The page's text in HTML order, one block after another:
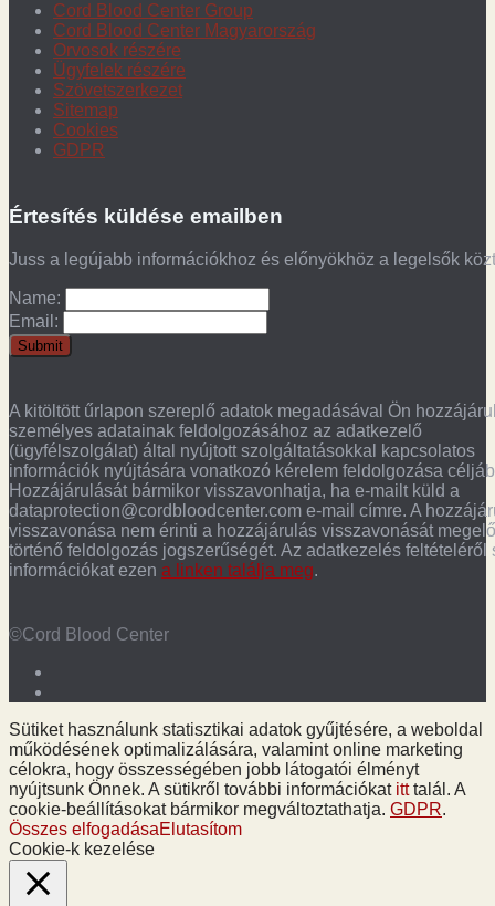
Cord Blood Center Group
Cord Blood Center Magyarország
Orvosok részére
Ügyfelek részére
Szövetszerkezet
Sitemap
Cookies
GDPR
Értesítés küldése emailben
Juss a legújabb információkhoz és előnyökhöz a legelsők közt
Name:
Email:
A kitöltött űrlapon szereplő adatok megadásával Ön
személyes adatainak feldolgozásához az adatkezelő
(ügyfélszolgálat) által nyújtott szolgáltatásokkal kapcsolatos
információk nyújtására vonatkozó kérelem feldolgozása
Hozzájárulását bármikor visszavonhatja, ha e-mailt küld a
dataprotection@cordbloodcenter.com e-mail címre. A
visszavonása nem érinti a hozzájárulás visszavonását
történő feldolgozás jogszerűségét. Az adatkezelés feltételéről
információkat ezen a linken találja meg.
©Cord Blood Center
Sütiket használunk statisztikai adatok gyűjtésére, a weboldal
működésének optimalizálására, valamint online marketing
célokra, hogy összességében jobb látogatói élményt
nyújtsunk Önnek. A sütikről további információkat itttalál. A
cookie-beállításokat bármikor megváltoztathatja. GDPR.
Összes elfogadásaElutasítom
Cookie-k kezelése